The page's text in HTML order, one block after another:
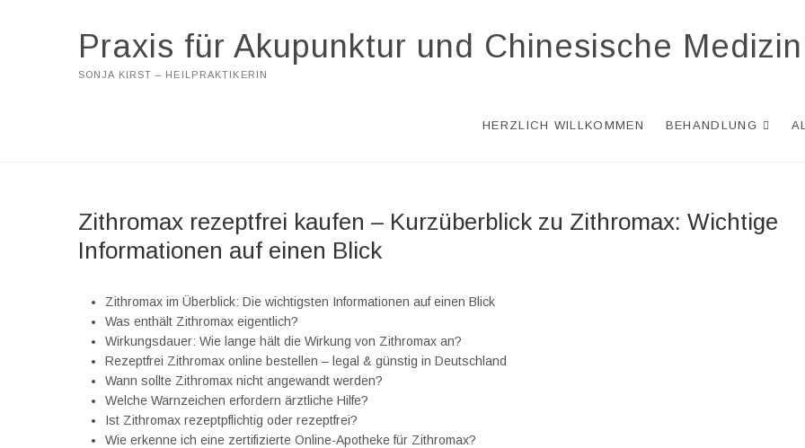
Praxis für Akupunktur und Chinesische Medizin
SONJA KIRST – HEILPRAKTIKERIN
HERZLICH WILLKOMMEN BEHANDLUNG
Zithromax rezeptfrei kaufen – Kurzüberblick zu Zithromax: Wichtige
Informationen auf einen Blick
Zithromax im Überblick: Die wichtigsten Informationen auf einen Blick
Was enthält Zithromax eigentlich?
Wirkungsdauer: Wie lange hält die Wirkung von Zithromax an?
Rezeptfrei Zithromax online bestellen – legal & günstig in Deutschland
Wann sollte Zithromax nicht angewandt werden?
Welche Warnzeichen erfordern ärztliche Hilfe?
Ist Zithromax rezeptpflichtig oder rezeptfrei?
Wie erkenne ich eine zertifizierte Online-Apotheke für Zithromax?